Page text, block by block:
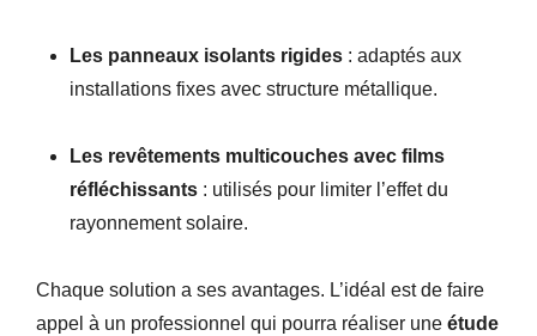
Les panneaux isolants rigides : adaptés aux
installations fixes avec structure métallique.
Les revêtements multicouches avec films
réfléchissants : utilisés pour limiter l’effet du
rayonnement solaire.
Chaque solution a ses avantages. L’idéal est de faire
appel à un professionnel qui pourra réaliser une étude